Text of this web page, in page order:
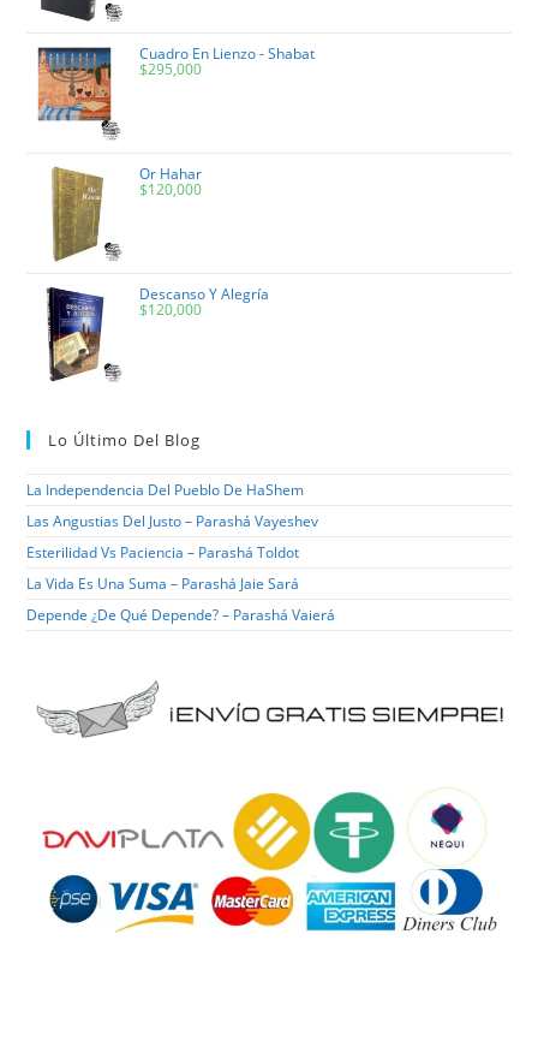
Cuadro En Lienzo - Shabat
$295,000
Or Hahar
$120,000
Descanso Y Alegría
$120,000
Lo Último Del Blog
La Independencia Del Pueblo De HaShem
Las Angustias Del Justo – Parashá Vayeshev
Esterilidad Vs Paciencia – Parashá Toldot
La Vida Es Una Suma – Parashá Jaie Sará
Depende ¿de Qué Depende? – Parashá Vaierá